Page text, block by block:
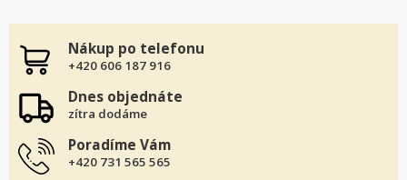
Nákup po telefonu
+420 606 187 916
Dnes objednáte
zítra dodáme
Poradíme Vám
+420 731 565 565